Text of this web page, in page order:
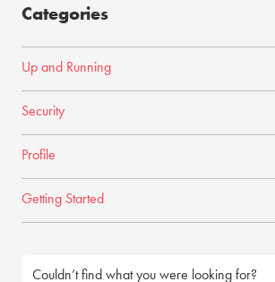
Categories
Up and Running
Security
Profile
Getting Started
Couldn’t find what you were looking for?